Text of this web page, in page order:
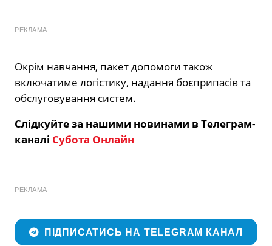
РЕКЛАМА
Окрім навчання, пакет допомоги також
включатиме логістику, надання боєприпасів та
обслуговування систем.
Слідкуйте за нашими новинами в Телеграм-
каналі Субота Онлайн
РЕКЛАМА
ПІДПИСАТИСЬ НА TELEGRAM КАНАЛ